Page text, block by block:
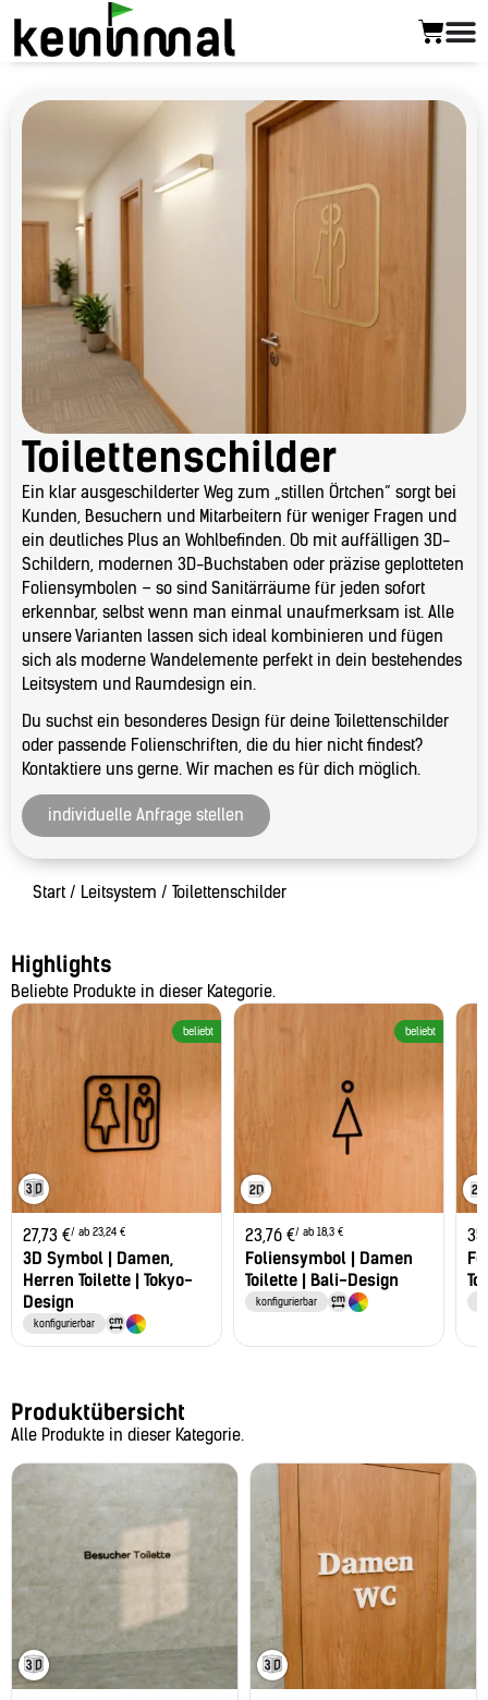
Toilettenschilder
Ein klar ausgeschilderter Weg zum „stillen Örtchen“ sorgt bei
Kunden, Besuchern und Mitarbeitern für weniger Fragen und
ein deutliches Plus an Wohlbefinden. Ob mit auffälligen 3D-
Schildern, modernen 3D-Buchstaben oder präzise geplotteten
Foliensymbolen – so sind Sanitärräume für jeden sofort
erkennbar, selbst wenn man einmal unaufmerksam ist. Alle
unsere Varianten lassen sich ideal kombinieren und fügen
sich als moderne Wandelemente perfekt in dein bestehendes
Leitsystem und Raumdesign ein.
Du suchst ein besonderes Design für deine Toilettenschilder
oder passende Folienschriften, die du hier nicht findest?
Kontaktiere uns gerne. Wir machen es für dich möglich.
individuelle Anfrage stellen
Start / Leitsystem / Toilettenschilder
Highlights
Beliebte Produkte in dieser Kategorie.
beliebt
27,73 €/ ab 23,24 €
3D Symbol | Damen,
Herren Toilette | Tokyo-
Design
konfigurierbar
beliebt
23,76 €/ ab 18,3 €
Foliensymbol | Damen
Toilette | Bali-Design
konfigurierbar
Produktübersicht
Alle Produkte in dieser Kategorie.